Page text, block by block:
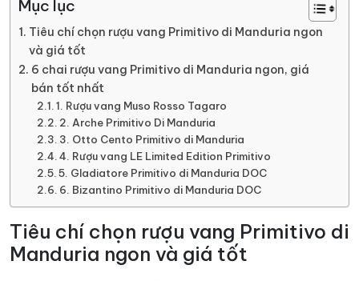
Mục lục
Tiêu chí chọn rượu vang Primitivo di Manduria ngon
và giá tốt
6 chai rượu vang Primitivo di Manduria ngon, giá
bán tốt nhất
1. Rượu vang Muso Rosso Tagaro
2. Arche Primitivo Di Manduria
3. Otto Cento Primitivo di Manduria
4. Rượu vang LE Limited Edition Primitivo
5. Gladiatore Primitivo di Manduria DOC
6. Bizantino Primitivo di Manduria DOC
Tiêu chí chọn rượu vang Primitivo di
Manduria ngon và giá tốt